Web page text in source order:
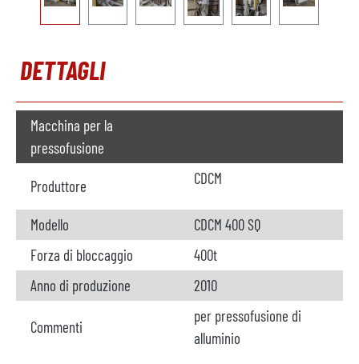
DETTAGLI
Macchina per la
pressofusione
Produttore CDCM
Modello
CDCM 400 SQ
Forza di bloccaggio
400t
Anno di produzione
2010
Commenti
per pressofusione di
alluminio